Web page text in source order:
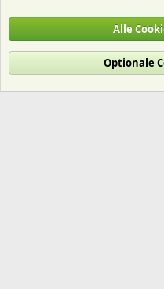
Cookies
Deutsch (Du)
Nutzungsbedingungen
R
Alle
Optionale